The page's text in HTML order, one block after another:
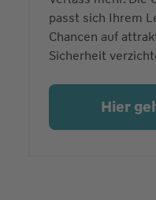
passt sich Ihrem
Chancen auf
Sicherheit
Hier